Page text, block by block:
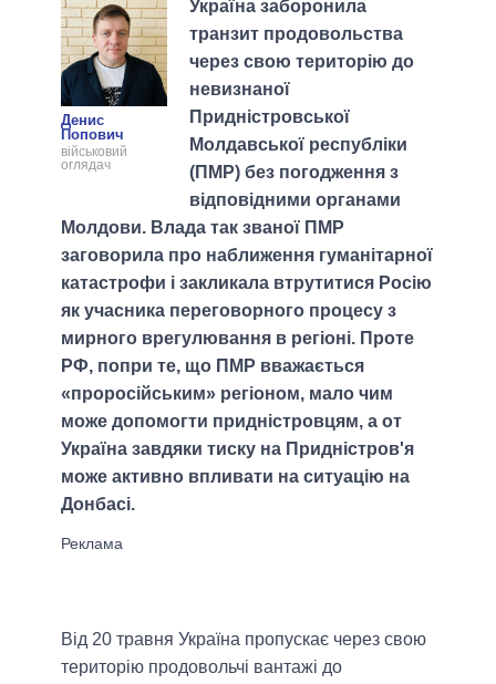
Денис
Попович
військовий
оглядач
Україна заборонила
транзит продовольства
через свою територію до
невизнаної
Придністровської
Молдавської республіки
(ПМР) без погодження з
відповідними органами
Молдови. Влада так званої ПМР
заговорила про наближення гуманітарної
катастрофи і закликала втрутитися Росію
як учасника переговорного процесу з
мирного врегулювання в регіоні. Проте
РФ, попри те, що ПМР вважається
«проросійським» регіоном, мало чим
може допомогти придністровцям, а от
Україна завдяки тиску на Придністров'я
може активно впливати на ситуацію на
Донбасі.
Від 20 травня Україна пропускає через свою
територію продовольчі вантажі до